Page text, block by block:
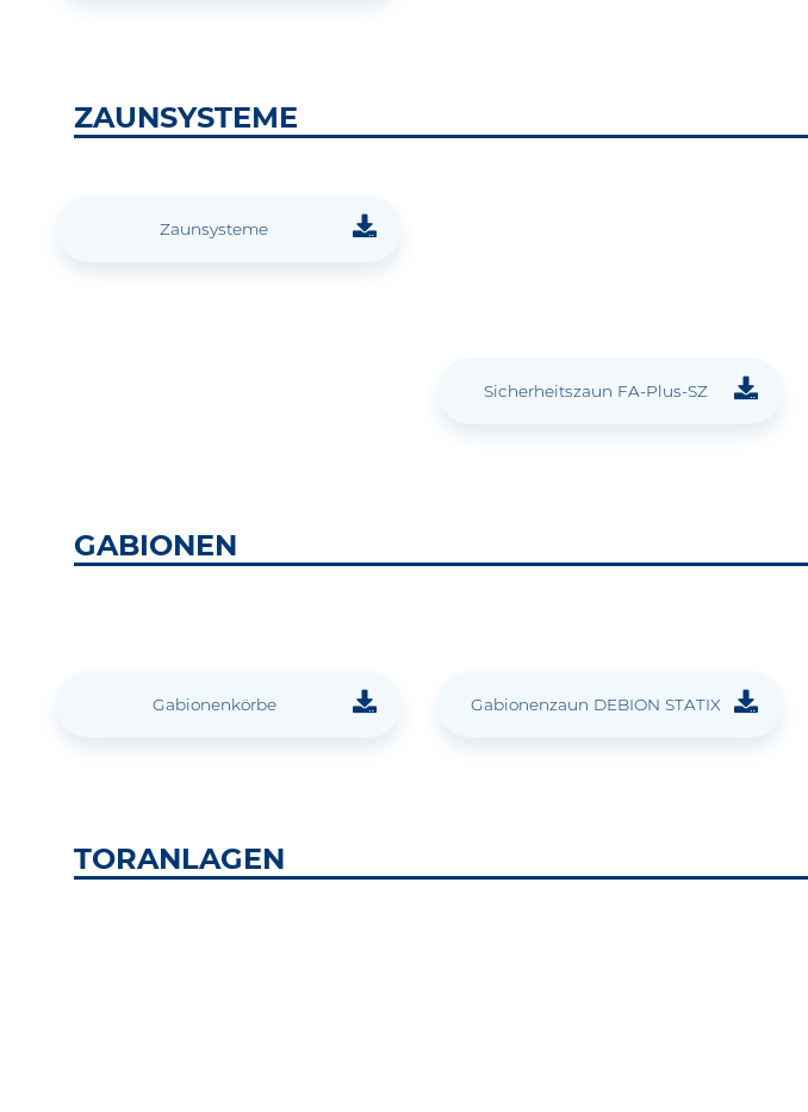
ZAUNSYSTEME
Zaunsysteme
Sicherheitszaun FA-Plus-SZ
GABIONEN
Gabionenkörbe Gabionenzaun DEBION STATIX
TORANLAGEN